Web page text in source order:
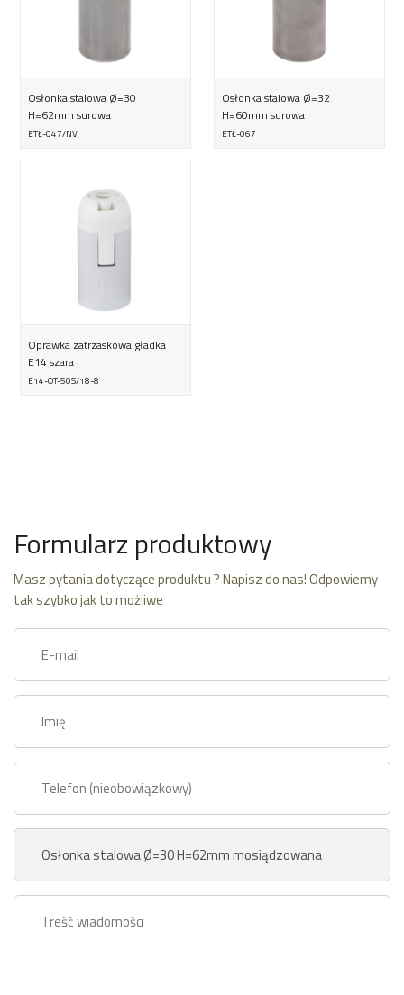
Osłonka stalowa Ø=30
H=62mm surowa
ETŁ-047/NV
Osłonka stalowa Ø=32
H=60mm surowa
ETŁ-067
Oprawka zatrzaskowa gładka
E14 szara
E14-OT-50S/18-8
Formularz produktowy
Masz pytania dotyczące produktu ? Napisz do nas! Odpowiemy
tak szybko jak to możliwe